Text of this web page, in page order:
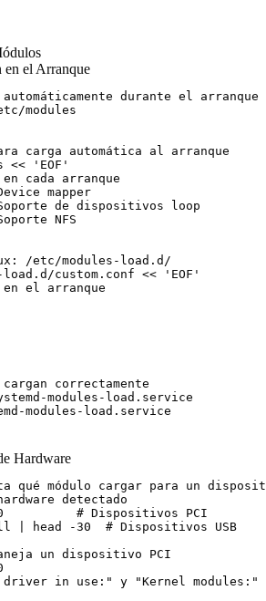
en el Arranque
automáticamente durante el arranque
modules
carga automática al arranque
<< 'EOF'
cada arranque
mapper
de dispositivos loop
NFS
/etc/modules-load.d/
custom.conf << 'EOF'
el arranque
correctamente
modules-load.service
Hardware
qué módulo cargar para un
detectado
# Dispositivos PCI
| head -30  # Dispositivos USB
un dispositivo PCI
driver in use:" y "Kernel modules:"